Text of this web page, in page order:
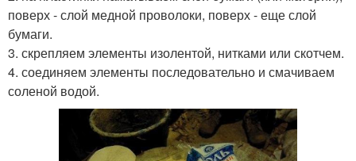
поверх - слой медной проволоки, поверх - еще слой
бумаги.
3. скрепляем элементы изолентой, нитками или скотчем.
4. соединяем элементы последовательно и смачиваем
соленой водой.